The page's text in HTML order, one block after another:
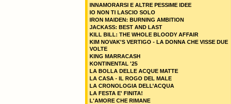
INNAMORARSI E ALTRE PESSIME IDEE
IO NON TI LASCIO SOLO
IRON MAIDEN: BURNING AMBITION
JACKASS: BEST AND LAST
KILL BILL: THE WHOLE BLOODY AFFAIR
KIM NOVAK'S VERTIGO - LA DONNA CHE VISSE DUE
VOLTE
KING MARRACASH
KONTINENTAL '25
LA BOLLA DELLE ACQUE MATTE
LA CASA - IL ROGO DEL MALE
LA CRONOLOGIA DELL’ACQUA
LA FESTA E' FINITA!
L'AMORE CHE RIMANE